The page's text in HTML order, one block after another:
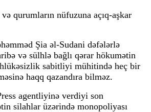
qurumların nüfuzuna açıq-aşkar
Şia əl-Sudani dəfələrlə
və sülhlə bağlı qərar hökumətin
sabitliyi mühitində heç bir
haqq qazandıra bilməz.
agentliyinə verdiyi son
silahlar üzərində monopoliyası